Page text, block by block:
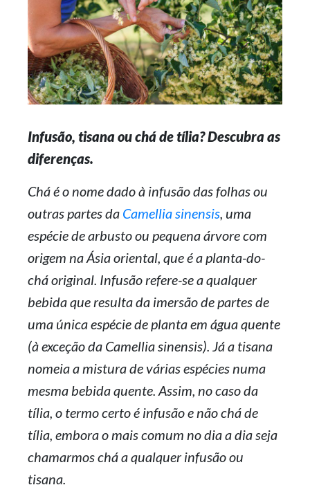
Infusão, tisana ou chá de tília? Descubra as
diferenças.
Chá é o nome dado à infusão das folhas ou
outras partes da Camellia sinensis, uma
espécie de arbusto ou pequena árvore com
origem na Ásia oriental, que é a planta-do-
chá original. Infusão refere-se a qualquer
bebida que resulta da imersão de partes de
uma única espécie de planta em água quente
(à exceção da Camellia sinensis). Já a tisana
nomeia a mistura de várias espécies numa
mesma bebida quente. Assim, no caso da
tília, o termo certo é infusão e não chá de
tília, embora o mais comum no dia a dia seja
chamarmos chá a qualquer infusão ou
tisana.